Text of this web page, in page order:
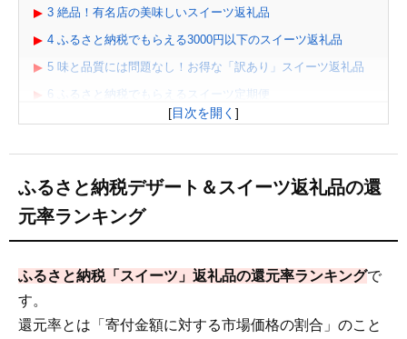
[ 目次を開く ]
3 絶品！有名店の美味しいスイーツ返礼品
4 ふるさと納税でもらえる3000円以下のスイーツ返礼品
5 味と品質には問題なし！お得な「訳あり」スイーツ返礼品
6 ふるさと納税でもらえるスイーツ定期便
7ふるさと納税でもらえる「和菓子」のおすすめ返礼品
9 ふるさと納税「スイーツ」ジャンルごとのおすすめ！
9.1「マカロン」返礼品
9.3「ブリュレ」返礼品
10まとめ
ふるさと納税デザート＆スイーツ返礼品の還
元率ランキング
ふるさと納税「スイーツ」返礼品の還元率ランキングで
す。
還元率とは「寄付金額に対する市場価格の割合」のこと